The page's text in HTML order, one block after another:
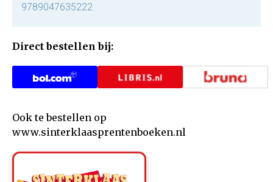
9789047635222
Direct bestellen bij:
Ook te bestellen op
www.sinterklaasprentenboeken.nl